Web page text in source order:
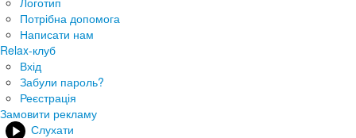
Потрібна допомога
Написати нам
Relax-клуб
Вхід
Забули пароль?
Реєстрація
Замовити рекламу
Слухати